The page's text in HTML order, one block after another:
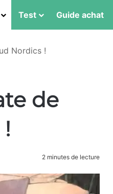
Test Guide achat
Nordics !
de
2 minutes de lecture